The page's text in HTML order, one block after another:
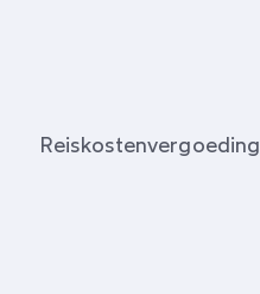
Reiskostenvergoeding